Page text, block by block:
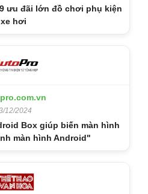
ưu đãi lớn đồ chơi phụ kiện
xe hơi
12/2024
Box giúp biến màn hình
màn hình Android"